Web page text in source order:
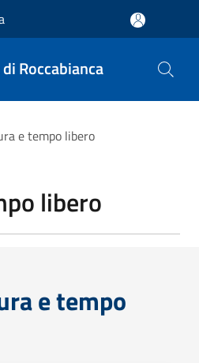
Roccabianca
e tempo libero
libero
e tempo